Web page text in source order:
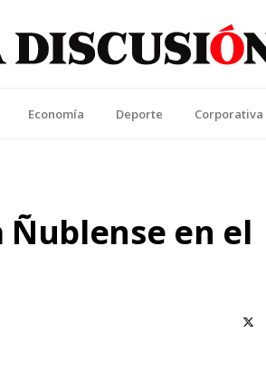
Economía Deporte Corporativa
Ñublense en el
X